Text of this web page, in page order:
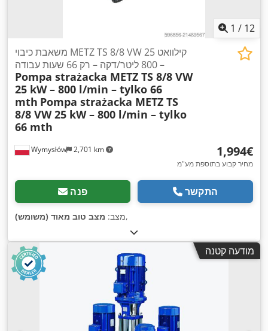
1 / 12
Wymysłów 2,701 km
משאבת כיבוי METZ TS 8/8 VW 25 קילוואט
– 800 ליטר/דקה – רק 66 שעות עבודה
Pompa strażacka METZ TS 8/8 VW
25 kW – 800 l/min – tylko 66
mth Pompa strażacka METZ TS
8/8 VW 25 kW – 800 l/min – tylko
66 mth
‏1,994 ‏€
מחיר קבוע בתוספת מע"מ
פנה התקשר
מצב: מצב טוב מאוד (משומש) ,
מודעה קטנה